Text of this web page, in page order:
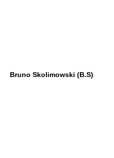
Bruno Skolimowski (B.S)